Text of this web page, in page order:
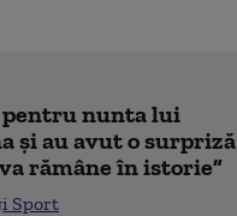
pentru nunta lui
și au avut o surpriză
rămâne în istorie”
Sport